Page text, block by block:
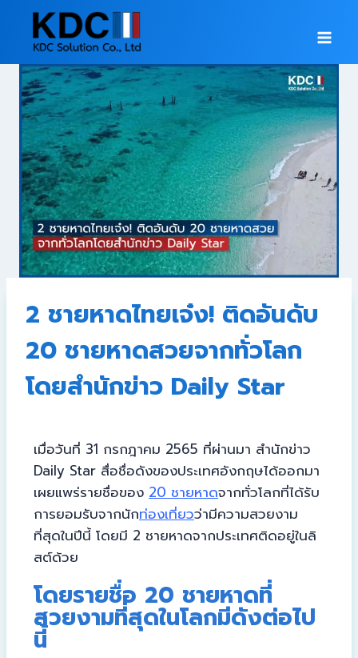
2 ชายหาดไทยเจ๋ง! ติดอันดับ
20 ชายหาดสวยจากทั่วโลก
โดยสำนักข่าว Daily Star
เมื่อวันที่ 31 กรกฎาคม 2565 ที่ผ่านมา สำนักข่าว
Daily Star สื่อชื่อดังของประเทศอังกฤษได้ออกมา
เผยแพร่รายชื่อของ 20 ชายหาดจากทั่วโลกที่ได้รับ
การยอมรับจากนักท่องเที่ยวว่ามีความสวยงาม
ที่สุดในปีนี้ โดยมี 2 ชายหาดจากประเทศติดอยู่ในลิ
สต์ด้วย
โดยรายชื่อ 20 ชายหาดที่
สวยงามที่สุดในโลกมีดังต่อไป
นี้